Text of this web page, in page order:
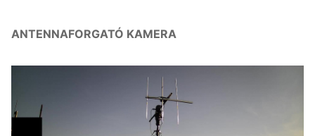
ANTENNAFORGATÓ KAMERA